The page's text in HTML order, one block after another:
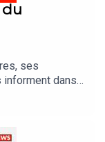
du
ses
dans